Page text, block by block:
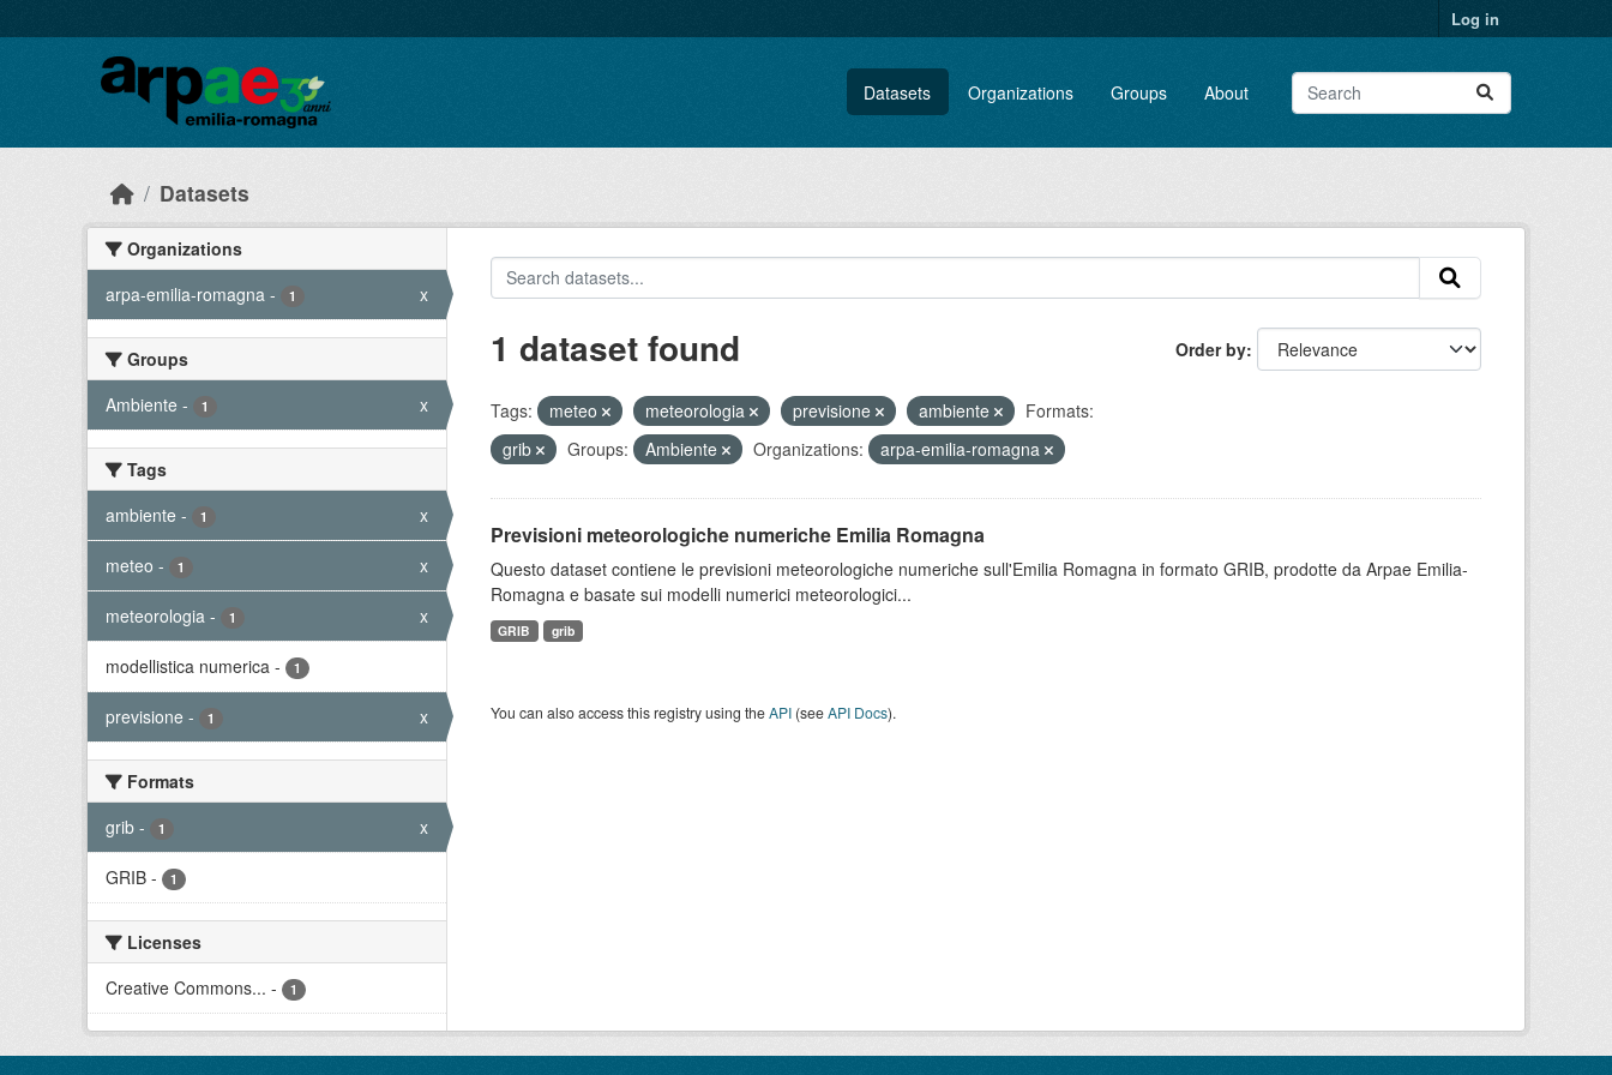
Log in
Datasets Organizations Groups About
Datasets
Organizations
arpa-emilia-romagna - 1 x
Groups
Ambiente - 1 x
Tags
ambiente - 1 x
meteo - 1 x
meteorologia - 1 x
modellistica numerica - 1
previsione - 1 x
Formats
grib - 1 x
GRIB - 1
Licenses
Creative Commons... - 1
Order by
1 dataset found
Tags: meteo meteorologia previsione ambiente
Formats:
grib
Groups: Ambiente Organizations: arpa-emilia-romagna
Previsioni meteorologiche numeriche Emilia Romagna
Questo dataset contiene le previsioni meteorologiche numeriche sull'Emilia Romagna in formato GRIB, prodotte da Arpae Emilia-
Romagna e basate sui modelli numerici meteorologici...
GRIB grib
You can also access this registry using theAPI(seeAPI Docs).